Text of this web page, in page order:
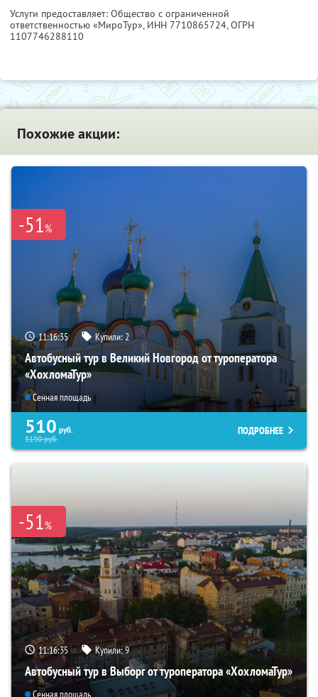
Услуги предоставляет: Общество с ограниченной
ответственностью «МироТур», ИНН 7710865724, ОГРН
1107746288110
Похожие акции:
-51%
11:16:34 Купили:2
Автобусный тур в Великий Новгород от туроператора
«ХохломаТур»
Сенная площадь
510 руб.
5190руб.
ПОДРОБНЕЕ
-51%
11:16:34 Купили:9
Автобусный тур в Выборг от туроператора «ХохломаТур»
Сенная площадь